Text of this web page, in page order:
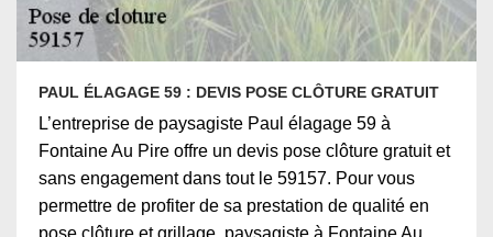
PAUL ÉLAGAGE 59 : DEVIS POSE CLÔTURE GRATUIT
L’entreprise de paysagiste Paul élagage 59 à
Fontaine Au Pire offre un devis pose clôture gratuit et
sans engagement dans tout le 59157. Pour vous
permettre de profiter de sa prestation de qualité en
pose clôture et grillage, paysagiste à Fontaine Au